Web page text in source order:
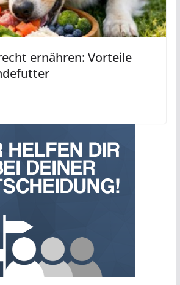
ernähren: Vorteile